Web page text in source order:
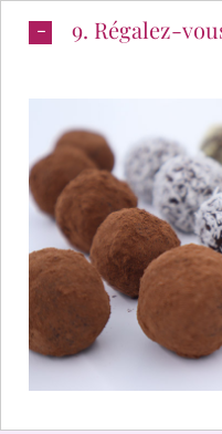
9. Régalez-